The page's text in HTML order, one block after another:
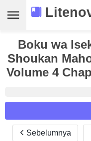
Daftar Novel
Tamat
Bookmark
Boku wa
Shoukan
Volume 4
Reader
Sebelumnya